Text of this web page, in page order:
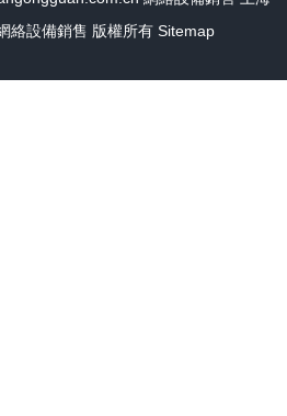
絡設備銷售 版權所有 Sitemap